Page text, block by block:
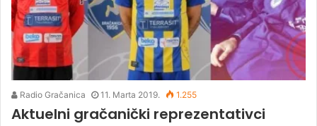
Radio Gračanica 11. Marta 2019. 1.255
Aktuelni gračanički reprezentativci